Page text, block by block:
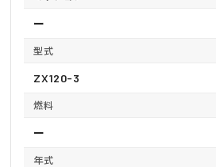
ー
型式
ZX120-3
燃料
ー
年式